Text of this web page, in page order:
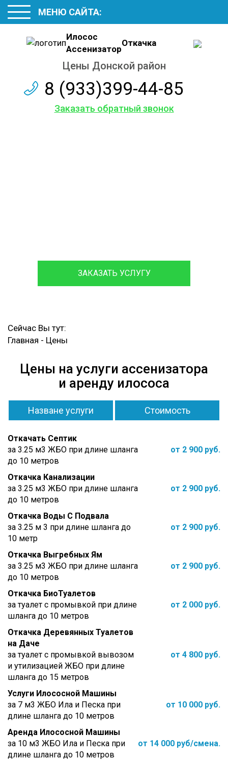
Илосос
Ассенизатор
Откачка
Цены Донской район
8 (933)399-44-85
Заказать обратный звонок
МЕНЮ САЙТА:
ЗАКАЗАТЬ УСЛУГУ
Сейчас Вы тут:
Главная - Цены
Цены на услуги ассенизатора
и аренду илососа
Назване услуги Стоимость
Откачать Септик
за 3.25 м3 ЖБО при длине шланга
до 10 метров
от 2 900 руб.
Откачка Канализации
за 3.25 м3 ЖБО при длине шланга
до 10 метров
от 2 900 руб.
Откачка Воды С Подвала
за 3.25 м 3 при длине шланга до
10 метр
от 2 900 руб.
Откачка Выгребных Ям
за 3.25 м3 ЖБО при длине шланга
до 10 метров
от 2 900 руб.
Откачка БиоТуалетов
за туалет с промывкой при длине
шланга до 10 метров
от 2 000 руб.
Откачка Деревянных Туалетов
на Даче
за туалет с промывкой вывозом
и утилизацией ЖБО при длине
шланга до 15 метров
от 4 800 руб.
Услуги Илососной Машины
за 7 м3 ЖБО Ила и Песка при
длине шланга до 10 метров
от 10 000 руб.
Аренда Илососной Машины
за 10 м3 ЖБО Ила и Песка при
длине шланга до 10 метров
от 14 000 руб/смена.